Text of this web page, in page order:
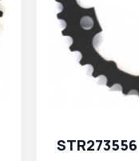
STR273556